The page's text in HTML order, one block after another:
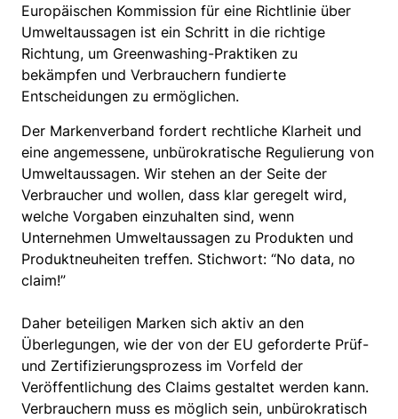
Europäischen Kommission für eine Richtlinie über
Umweltaussagen ist ein Schritt in die richtige
Richtung, um Greenwashing-Praktiken zu
bekämpfen und Verbrauchern fundierte
Entscheidungen zu ermöglichen.
Der Markenverband fordert rechtliche Klarheit und
eine angemessene, unbürokratische Regulierung von
Umweltaussagen. Wir stehen an der Seite der
Verbraucher und wollen, dass klar geregelt wird,
welche Vorgaben einzuhalten sind, wenn
Unternehmen Umweltaussagen zu Produkten und
Produktneuheiten treffen. Stichwort: “No data, no
claim!”
Daher beteiligen Marken sich aktiv an den
Überlegungen, wie der von der EU geforderte Prüf-
und Zertifizierungsprozess im Vorfeld der
Veröffentlichung des Claims gestaltet werden kann.
Verbrauchern muss es möglich sein, unbürokratisch